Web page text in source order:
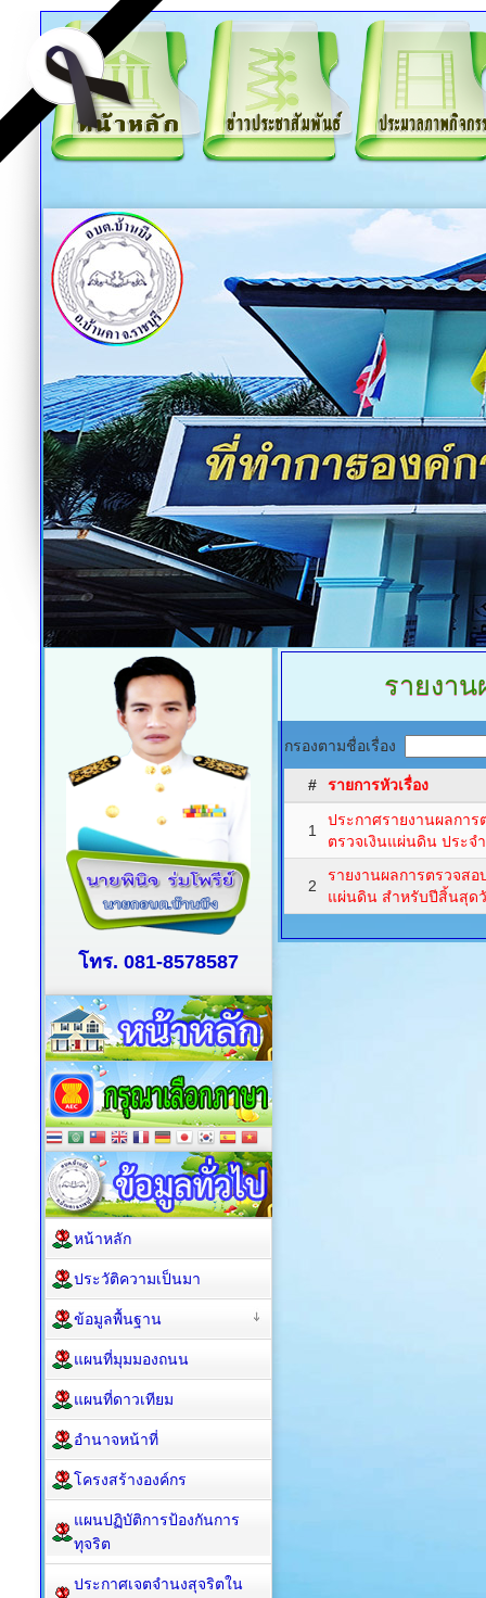
รายงา
กรองตามชื่อเรื่อง
# รายการหัวเรื่อง
1
ประกาศรายงานผลกา
ตรวจเงินแผ่นดิน ประจ
2
รายงานผลการตรวจสอ
แผ่นดิน สำหรับปีสิ้นสุด
โทร. 081-8578587
หน้าหลัก
ประวัติความเป็นมา
ข้อมูลพื้นฐาน
แผนที่มุมมองถนน
แผนที่ดาวเทียม
อำนาจหน้าที่
โครงสร้างองค์กร
แผนปฏิบัติการป้องกันการ
ทุจริต
ประกาศเจตจำนงสุจริตใน